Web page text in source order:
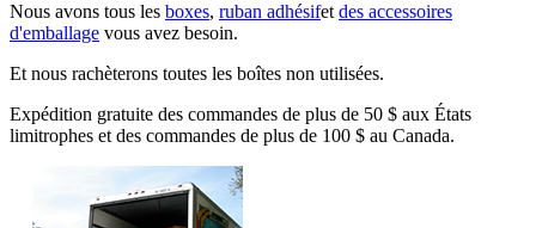
Nous avons tous les boxes, ruban adhésifetdes accessoires
d'emballage vous avez besoin.
Et nous rachèterons toutes les boîtes non utilisées.
Expédition gratuite des commandes de plus de 50 $ aux États
limitrophes et des commandes de plus de 100 $ au Canada.